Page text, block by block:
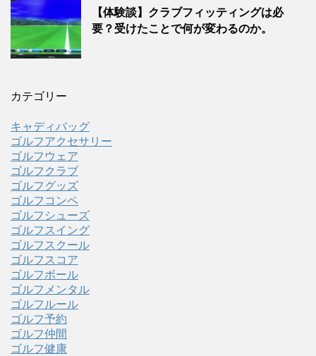
【体験談】クラブフィッティングは必
要？受けたことで何が変わるのか。
カテゴリー
キャディバッグ
ゴルフアクセサリー
ゴルフウェア
ゴルフクラブ
ゴルフグッズ
ゴルフコンペ
ゴルフシューズ
ゴルフスイング
ゴルフスクール
ゴルフスコア
ゴルフボール
ゴルフメンタル
ゴルフルール
ゴルフ予約
ゴルフ仲間
ゴルフ健康